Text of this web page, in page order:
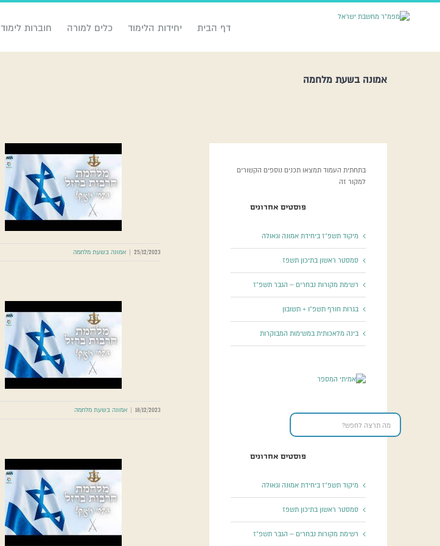
דף הבית יחידות הלימוד כלים למורה חוברות לימוד
אמונה בשעת מלחמה
25/12/2023
| אמונה בשעת מלחמה
18/12/2023
| אמונה בשעת מלחמה
בתחתית העמוד תמצאו תכנים נוספים הקשורים
למקור זה
פוסטים אחרונים
מיקוד תשפ”ז ביחידת אמונה וגאולה
סמסטר ראשון בתיכון תשפז
רשימת מקורות נבחרים – הגבר תשפ”ז
בגרות חורף תשפ”ו + תשובון
בינה מלאכותית במשימות המבוקרות
פוסטים אחרונים
מיקוד תשפ”ז ביחידת אמונה וגאולה
סמסטר ראשון בתיכון תשפז
רשימת מקורות נבחרים – הגבר תשפ”ז